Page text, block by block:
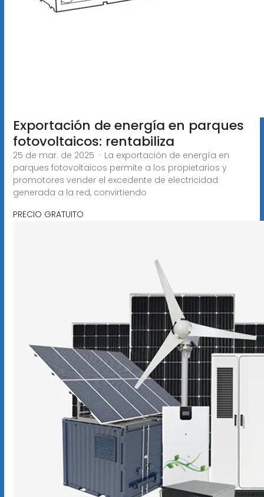
Exportación de energía en parques
fotovoltaicos: rentabiliza
25 de mar. de 2025 · La exportación de energía en
parques fotovoltaicos permite a los propietarios y
promotores vender el excedente de electricidad
generada a la red, convirtiendo
PRECIO GRATUITO